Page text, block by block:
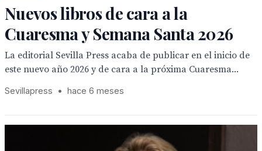
Nuevos libros de cara a la
Cuaresma y Semana Santa 2026
La editorial Sevilla Press acaba de publicar en el inicio de
este nuevo año 2026 y de cara a la próxima Cuaresma...
Sevillapress • hace 6 meses